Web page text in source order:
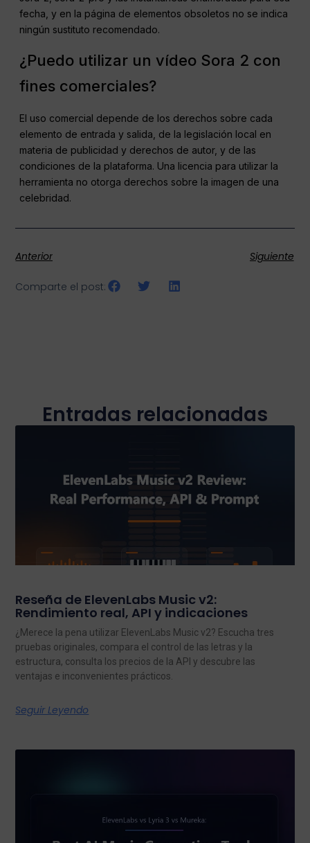
fecha, y en la página de elementos obsoletos no se indica
ningún sustituto recomendado.
¿Puedo utilizar un vídeo Sora 2 con
fines comerciales?
El uso comercial depende de los derechos sobre cada
elemento de entrada y salida, de la legislación local en
materia de publicidad y derechos de autor, y de las
condiciones de la plataforma. Una licencia para utilizar la
herramienta no otorga derechos sobre la imagen de una
celebridad.
Anterior Siguiente
Comparte el post:
Entradas relacionadas
Reseña de ElevenLabs Music v2:
Rendimiento real, API y indicaciones
¿Merece la pena utilizar ElevenLabs Music v2? Escucha tres
pruebas originales, compara el control de las letras y la
estructura, consulta los precios de la API y descubre las
ventajas e inconvenientes prácticos.
Seguir Leyendo